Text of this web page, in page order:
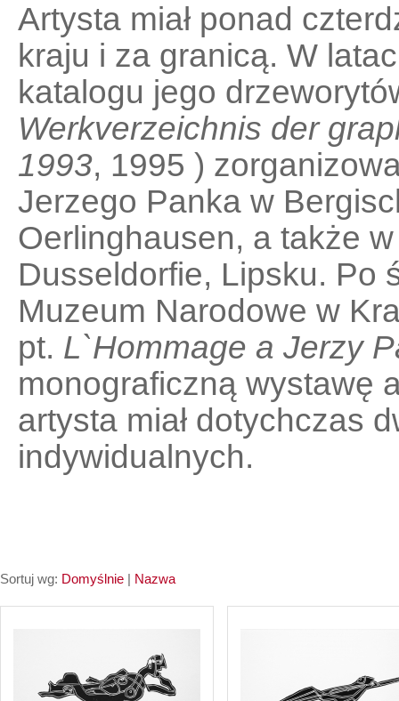
Artysta miał ponad
kraju i za granicą. W
katalogu jego
Werkverzeichnis der
1993, 1995 )
Jerzego Panka w
Oerlinghausen, a także
Dusseldorfie, Lipsku. Po
Muzeum Narodowe w
pt. L`Hommage a Jerzy
monograficzną wystawę
artysta miał dotychczas
indywidualnych.
Sortuj wg: Domyślnie | Nazwa